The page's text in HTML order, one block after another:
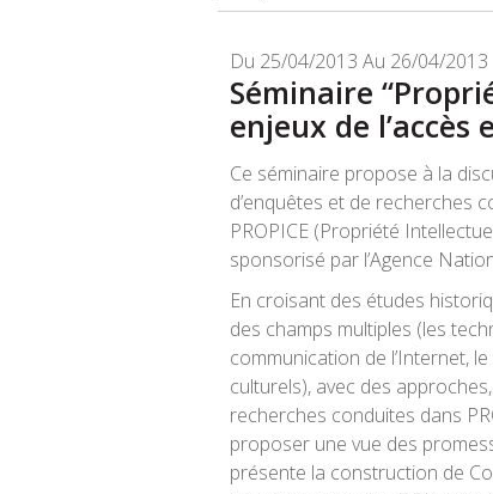
Du 25/04/2013 Au 26/04/2013
Séminaire
enjeux de
Ce séminaire propose à la
d’enquêtes et de recherches
PROPICE (Propriété
sponsorisé par l’Agence
En croisant des études
des champs multiples (les
communication de l’Internet,
culturels), avec des
recherches conduites dans
proposer une vue des
présente la construction de